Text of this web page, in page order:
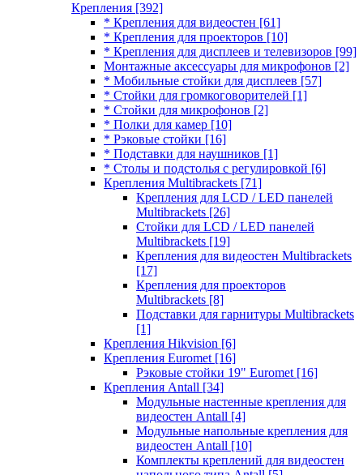
Крепления [392]
* Крепления для видеостен [61]
* Крепления для проекторов [10]
* Крепления для дисплеев и телевизоров [99]
Монтажные аксессуары для микрофонов [2]
* Мобильные стойки для дисплеев [57]
* Стойки для громкоговорителей [1]
* Стойки для микрофонов [2]
* Полки для камер [10]
* Рэковые стойки [16]
* Подставки для наушников [1]
* Столы и подстолья с регулировкой [6]
Крепления Multibrackets [71]
Крепления для LCD / LED панелей
Multibrackets [26]
Стойки для LCD / LED панелей
Multibrackets [19]
Крепления для видеостен Multibrackets
[17]
Крепления для проекторов
Multibrackets [8]
Подставки для гарнитуры Multibrackets
[1]
Крепления Hikvision [6]
Крепления Euromet [16]
Рэковые стойки 19" Euromet [16]
Крепления Antall [34]
Модульные настенные крепления для
видеостен Antall [4]
Модульные напольные крепления для
видеостен Antall [10]
Комплекты креплений для видеостен